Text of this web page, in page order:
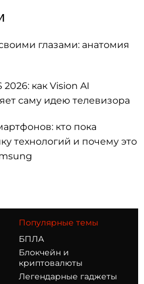
глазами: анатомия
как Vision AI
саму идею телевизора
кто пока
технологий и почему это
Популярные темы
БПЛА
Блокчейн и
криптовалюты
Легендарные гаджеты